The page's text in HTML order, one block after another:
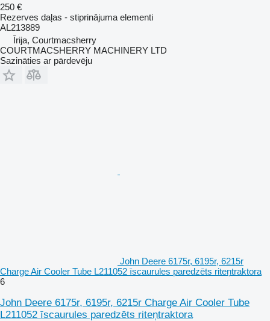
250 €
Rezerves daļas - stiprinājuma elementi
AL213889
Īrija, Courtmacsherry
COURTMACSHERRY MACHINERY LTD
Sazināties ar pārdevēju
John Deere 6175r, 6195r, 6215r
Charge Air Cooler Tube L211052 īscaurules paredzēts riteņtraktora
6
John Deere 6175r, 6195r, 6215r Charge Air Cooler Tube
L211052 īscaurules paredzēts riteņtraktora